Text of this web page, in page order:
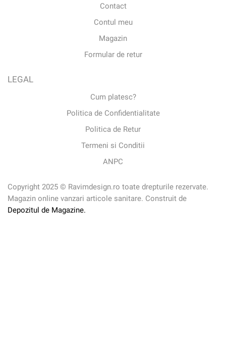
Contact
Contul meu
Magazin
Formular de retur
LEGAL
Cum platesc?
Politica de Confidentialitate
Politica de Retur
Termeni si Conditii
ANPC
Copyright 2025 © Ravimdesign.ro toate drepturile rezervate.
Magazin online vanzari articole sanitare. Construit de
Depozitul de Magazine.